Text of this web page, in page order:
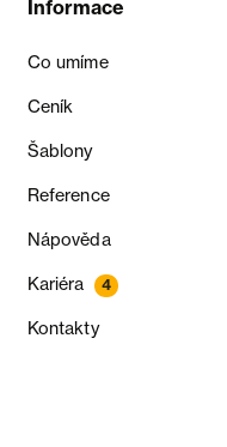
Informace
Co umíme
Ceník
Šablony
Reference
Nápověda
Kariéra 4
Kontakty